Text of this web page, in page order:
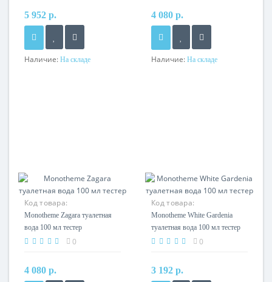
5 952 р.
Наличие: На складе
4 080 р.
Наличие: На складе
Код товара:
Monotheme Zagara туалетная
вода 100 мл тестер
0
4 080 р.
Код товара:
Monotheme White Gardenia
туалетная вода 100 мл тестер
0
3 192 р.